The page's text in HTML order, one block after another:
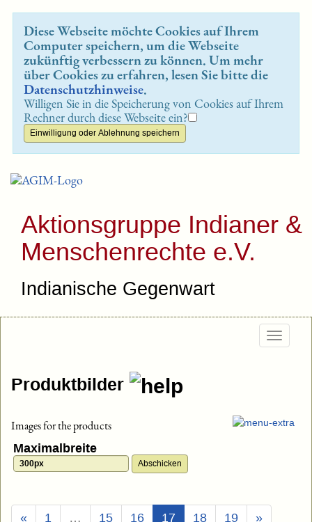
Diese Webseite möchte Cookies auf Ihrem
Computer speichern, um die Webseite
zukünftig verbessern zu können. Um mehr
über Cookies zu erfahren, lesen Sie bitte die
Datenschutzhinweise.
Willigen Sie in die Speicherung von Cookies auf Ihrem
Rechner durch diese Webseite ein?
Aktionsgruppe Indianer &
Menschenrechte e.V.
Indianische Gegenwart
Produktbilder
Images for the products
Maximalbreite
« 1 … 15 16 17 (Aktuell)
18 19 »